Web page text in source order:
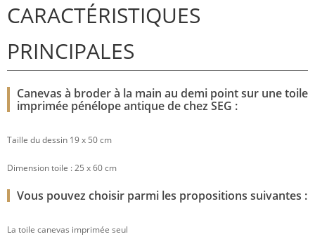
CARACTÉRISTIQUES
PRINCIPALES
Canevas à broder à la main au demi point sur une toile
imprimée pénélope antique de chez SEG :
Taille du dessin 19 x 50 cm
Dimension toile : 25 x 60 cm
Vous pouvez choisir parmi les propositions suivantes :
La toile canevas imprimée seul